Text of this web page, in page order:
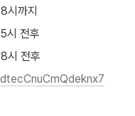
시까지
시 전후
시 전후